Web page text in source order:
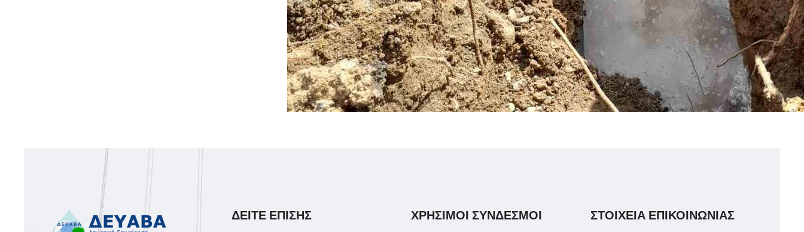
ΔΕΙΤΕ ΕΠΙΣΗΣ ΧΡΗΣΙΜΟΙ ΣΥΝΔΕΣΜΟΙ ΣΤΟΙΧΕΙΑ ΕΠΙΚΟΙΝΩΝΙΑΣ